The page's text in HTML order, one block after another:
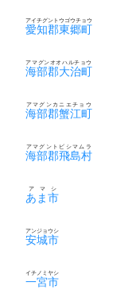
愛知郡東郷町
アイチグントウゴウチョウ
海部郡大治町
アマグンオオハルチョウ
海部郡蟹江町
アマグンカニエチョウ
海部郡飛島村
アマグントビシマムラ
あま市
アマシ
安城市
アンジョウシ
一宮市
イチノミヤシ